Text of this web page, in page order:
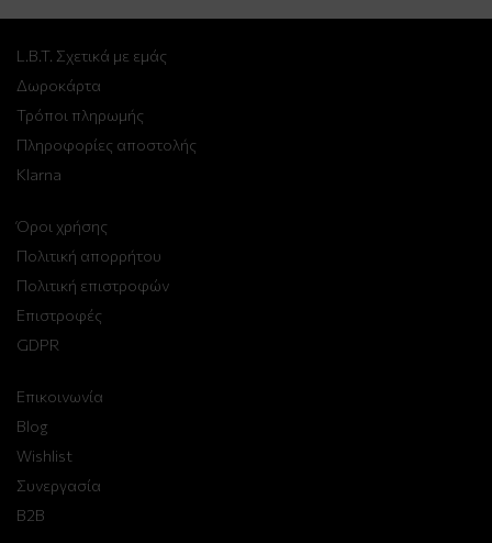
L.B.T. Σχετικά με εμάς
Δωροκάρτα
Τρόποι πληρωμής
Πληροφορίες αποστολής
Klarna
Όροι χρήσης
Πολιτική απορρήτου
Πολιτική επιστροφών
Επιστροφές
GDPR
Επικοινωνία
Blog
Wishlist
Συνεργασία
B2B